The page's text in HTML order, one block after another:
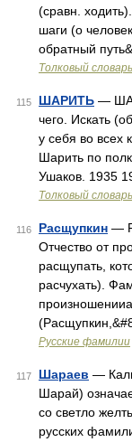
(сравн.
шаги (о
обратный
Толковый
115 ШАРИТЬ —
чего. Искать
у себя во всех
Шарить по
Ушаков. 1935
Толковый
116 Расщупкин —
Отчество от
расщупать,
расчухать).
Русские фамилии
117 Шараев —
Шарай)
со светло
русских